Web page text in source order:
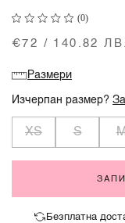
(0)
€72 / 140.82 ЛВ.
Размери
Изчерпан размер?
XS S
Безплатна